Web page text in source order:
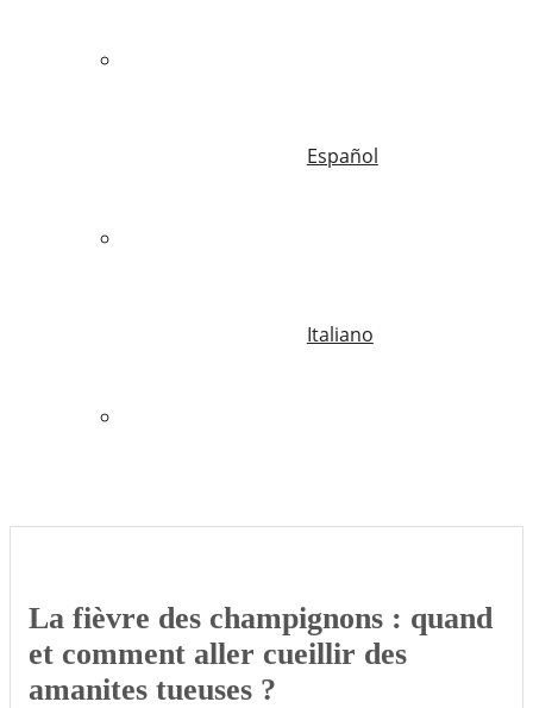
Español
Italiano
La fièvre des champignons : quand
et comment aller cueillir des
amanites tueuses ?